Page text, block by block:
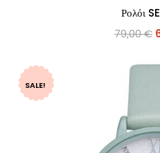
Ρολόι
79,00€
SALE!